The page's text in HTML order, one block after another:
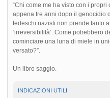
“Chi come me ha visto con i
appena tre anni dopo il genocidio
tedeschi nazisti non prende tanto
‘irreversibilità’. Come potrebbero
cominciare una luna di miele in
versato?”.
Un libro saggio.
INDICAZIONI UTILI